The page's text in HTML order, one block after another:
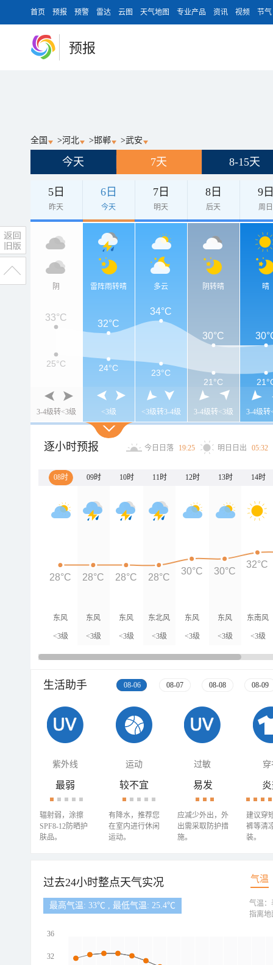
首页 预报 预警 雷达 云图 天气地图 专业产品 资讯 视频 节气
预报
全国 >河北 >邯郸 >武安
今天 7天 8-15天
5日
昨天
6日
今天
7日
明天
8日
后天
9
周日
阴
3-4级转<3级
雷阵雨转晴
<3级
多云
<3级转3-4级
阴转晴
3-4级转<3级
晴
3-4级转
33°C
32°C
34°C
30°C
25°C 24°C
23°C
21°C
逐小时预报 今日日落 19:25 明日日出 05:32
08时 09时 10时 11时 12时 13时 14时
东风
<3级
东风
<3级
东风
<3级
东北风
<3级
东风
<3级
东风
<3级
东南风
<3级
28°C 28°C 28°C 28°C
30°C 30°C
32°C
生活助手 08-06 08-07 08-08 08-09
紫外线 运动 过敏 穿
最弱
辐射弱，涂擦
SPF8-12防晒护
肤品。
较不宜
有降水，推荐您
在室内进行休闲
运动。
易发
应减少外出，外
出需采取防护措
施。
建议穿
裤等清
装。
过去24小时整点天气实况 气温
最高气温: 33℃ , 最低气温: 25.4℃
36
32
气温：
指离地